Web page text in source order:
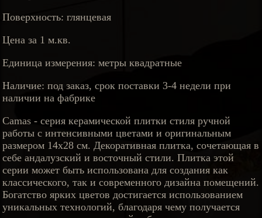
Поверхность: глянцевая
Цена за 1 м.кв.
Единица измерения: метры квадратные
Наличие: под заказ, срок поставки 3-4 недели при
наличии на фабрике
Camas - серия керамической плитки стиля ручной
работы с интенсивными цветами и оригинальным
размером 14х28 см. Декоративная плитка, сочетающая в
себе андалузский и восточный стили. Плитка этой
серии может быть использована для создания как
классического, так и современного дизайна помещений.
Богатство ярких цветов достигается использованием
уникальных технологий, благодаря чему получается